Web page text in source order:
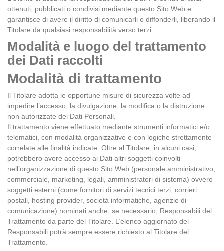
ottenuti, pubblicati o condivisi mediante questo Sito Web e
garantisce di avere il diritto di comunicarli o diffonderli, liberando il
Titolare da qualsiasi responsabilità verso terzi.
Modalità e luogo del trattamento
dei Dati raccolti
Modalità di trattamento
Il Titolare adotta le opportune misure di sicurezza volte ad
impedire l’accesso, la divulgazione, la modifica o la distruzione
non autorizzate dei Dati Personali.
Il trattamento viene effettuato mediante strumenti informatici e/o
telematici, con modalità organizzative e con logiche strettamente
correlate alle finalità indicate. Oltre al Titolare, in alcuni casi,
potrebbero avere accesso ai Dati altri soggetti coinvolti
nell’organizzazione di questo Sito Web (personale amministrativo,
commerciale, marketing, legali, amministratori di sistema) ovvero
soggetti esterni (come fornitori di servizi tecnici terzi, corrieri
postali, hosting provider, società informatiche, agenzie di
comunicazione) nominati anche, se necessario, Responsabili del
Trattamento da parte del Titolare. L’elenco aggiornato dei
Responsabili potrà sempre essere richiesto al Titolare del
Trattamento.